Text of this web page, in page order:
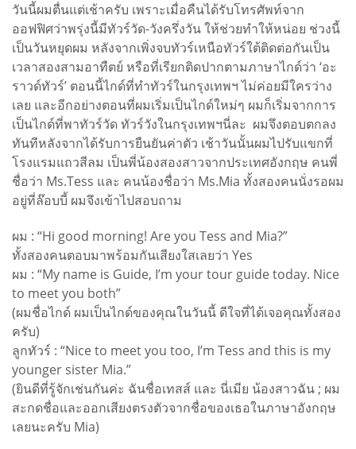
วันนี้ผมตื่นแต่เช้าครับ เพราะเมื่อคืนได้รับโทรศัพท์จาก
ออฟฟิศว่าพรุ่งนี้มีทัวร์วัด-วังครึ่งวัน ให้ช่วยทำให้หน่อย ช่วงนี้
เป็นวันหยุดผม หลังจากเพิ่งจบทัวร์เหนือทัวร์ใต้ติดต่อกันเป็น
เวลาสองสามอาทืตย์ หรือที่เรียกติดปากตามภาษาไกด์ว่า ‘อะ
ราวด์ทัวร์’ ตอนนี้ไกด์ที่ทำทัวร์ในกรุงเทพฯ ไม่ค่อยมีใครว่าง
เลย และอีกอย่างตอนที่ผมเริ่มเป็นไกด์ใหม่ๆ ผมก็เริ่มจากการ
เป็นไกด์ที่พาทัวร์วัด ทัวร์วังในกรุงเทพฯนี่ละ ผมจึงตอบตกลง
ทันทีหลังจากได้รับการยืนยันค่าตัว เช้าวันนั้นผมไปรับแขกที่
โรงแรมแถวสีลม เป็นพี่น้องสองสาวจากประเทศอังกฤษ คนพี่
ชื่อว่า Ms.Tess และ คนน้องชื่อว่า Ms.Mia ทั้งสองคนนั่งรอผม
อยู่ที่ล๊อบบี้ ผมจึงเข้าไปสอบถาม
ผม : “Hi good morning! Are you Tess and Mia?”
ทั้งสองคนตอบมาพร้อมกันเสียงใสเลยว่า Yes
ผม : “My name is Guide, I’m your tour guide today. Nice
to meet you both”
(ผมชื่อไกด์ ผมเป็นไกด์ของคุณในวันนี้ ดีใจที่ได้เจอคุณทั้งสอง
ครับ)
ลูกทัวร์ : “Nice to meet you too, I’m Tess and this is my
younger sister Mia.”
(ยินดีที่รู้จักเช่นกันค่ะ ฉันชื่อเทสส์ และ นี่เมีย น้องสาวฉัน ; ผม
สะกดชื่อและออกเสียงตรงตัวจากชื่อของเธอในภาษาอังกฤษ
เลยนะครับ Mia)